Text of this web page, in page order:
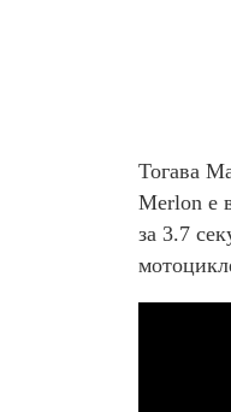
Тогава
Merlon е
за 3.7